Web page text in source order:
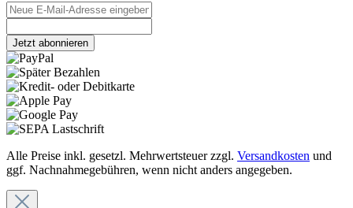
Jetzt abonnieren
Alle Preise inkl. gesetzl. Mehrwertsteuer zzgl. Versandkosten und
ggf. Nachnahmegebühren, wenn nicht anders angegeben.